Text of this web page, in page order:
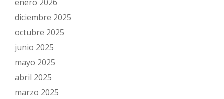
enero 2026
diciembre 2025
octubre 2025
junio 2025
mayo 2025
abril 2025
marzo 2025